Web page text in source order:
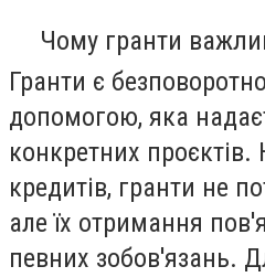
Чому гранти
Гранти є
допомогою, яка
конкретних проєктів.
кредитів, гранти не
але їх отримання
певних зобов'язань.